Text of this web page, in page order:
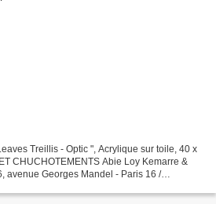
Treillis - Optic ", Acrylique sur toile, 40 x
CHUCHOTEMENTS Abie Loy Kemarre &
avenue Georges Mandel - Paris 16 /